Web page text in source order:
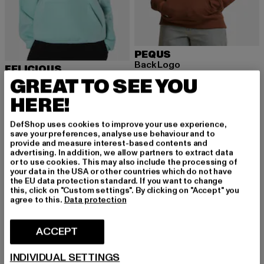
FELICIOUS
FELI Oversize
36,84 EUR
Ajankohtainen hinta: 36,84 EUR
54,99 EUR Kampanjahinta: 54,99 EUR
PEQUS
Back Logo
39,20 EUR
Ajankohtainen hinta: 39,20 EUR
79,99 EUR
-60% -60%
GREAT TO SEE YOU
HERE!
DefShop uses cookies to improve your use experience,
save your preferences, analyse use behaviour and to
provide and measure interest-based contents and
advertising. In addition, we allow partners to extract data
or to use cookies. This may also include the processing of
your data in the USA or other countries which do not have
the EU data protection standard. If you want to change
this, click on "Custom settings". By clicking on "Accept" you
agree to this. Data protection
ACCEPT
INDIVIDUAL SETTINGS